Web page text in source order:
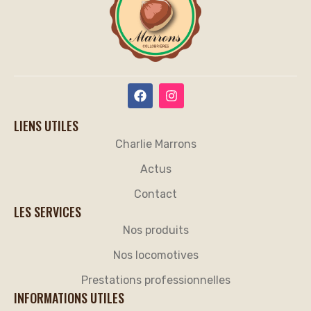
LIENS UTILES
Charlie Marrons
Actus
Contact
LES SERVICES
Nos produits
Nos locomotives
Prestations professionnelles
INFORMATIONS UTILES